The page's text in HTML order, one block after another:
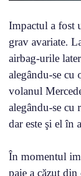
Impactul a fost
grav avariate.
airbag-urile
alegându-se cu
volanul
alegându-se cu
dar este şi el în
În momentul
paie a căzut